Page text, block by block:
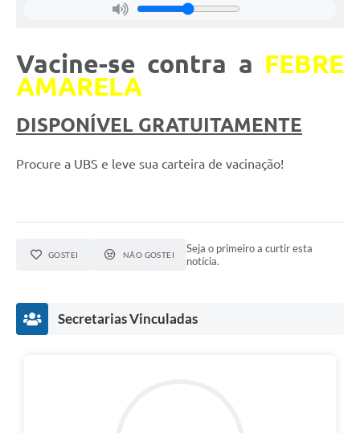
Vacine-se contra a FEBRE
AMARELA
DISPONÍVEL GRATUITAMENTE
Procure a UBS e leve sua carteira de vacinação!
GOSTEI NÃO GOSTEI
Seja o primeiro a curtir esta
notícia.
Secretarias Vinculadas